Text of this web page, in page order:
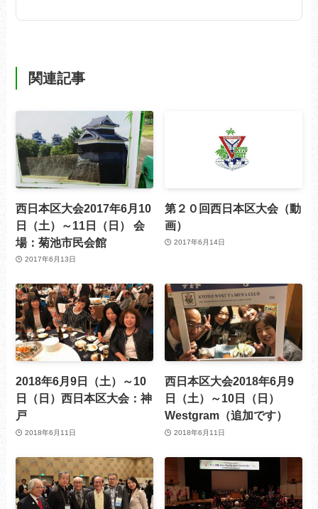
関連記事
西日本区大会2017年6月10
日（土）～11日（日） ​会
場：菊池市民会館
2017年6月13日
第２０回西日本区大会（動
画）
2017年6月14日
2018年6月9日（土）～10
日（日）西日本区大会：神
戸
2018年6月11日
西日本区大会2018年6月9
日（土）～10日（日）
Westgram（追加です）
2018年6月11日